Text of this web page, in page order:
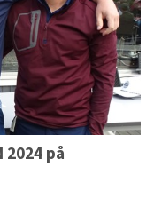
2024 på